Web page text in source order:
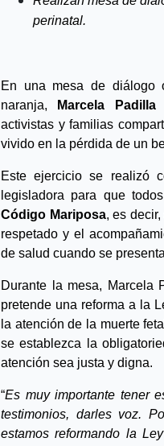
perinatal.
En una mesa de diálogo
naranja,
Marcela
activistas y familias
vivido en la pérdida de un
Este ejercicio se realizó
Código Mariposa, es
respetado y el
de salud cuando se
Durante la mesa, Marcela
pretende una reforma a la
la atención de la muerte
se establezca la
atención sea justa y digna.
“Es muy importante tener
testimonios, darles voz.
estamos reformando la